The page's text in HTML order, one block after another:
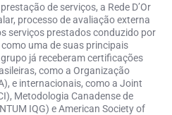
de serviços, a Rede D’Or
processo de avaliação externa
serviços prestados conduzido por
uma de suas principais
já receberam certificações
como a Organização
e internacionais, como a Joint
Metodologia Canadense de
IQG) e American Society of